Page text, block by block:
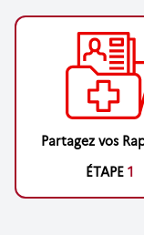
Partagez vos
ÉTAPE 1